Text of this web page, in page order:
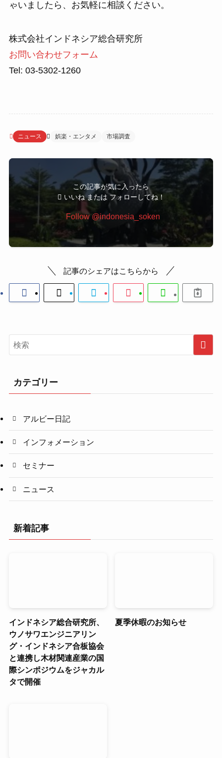
ゃいましたら、お気軽に相談ください。
株式会社インドネシア総合研究所
お問い合わせフォーム
Tel: 03-5302-1260
ニュース 娯楽・エンタメ 市場調査
この記事が気に入ったら
いいね または フォローしてね！
Follow @indonesia_soken
記事のシェアはこちらから
カテゴリー
アルビー日記
インフォメーション
セミナー
ニュース
新着記事
インドネシア総合研究所、
ウノサワエンジニアリン
グ・インドネシア合板協会
と連携し木材関連産業の国
際シンポジウムをジャカル
タで開催
夏季休暇のお知らせ